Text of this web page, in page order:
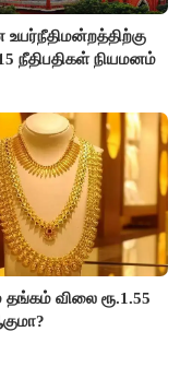
15 நீதிபதிகள் நியமனம்
தங்கம் விலை ரூ.1.55